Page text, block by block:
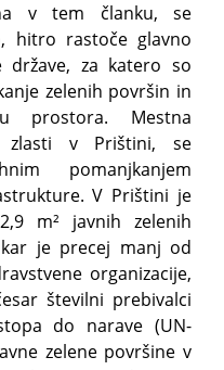
v tem članku, se
hitro rastoče glavno
države, za katero so
zelenih površin in
prostora. Mestna
zlasti v Prištini, se
pomanjkanjem
V Prištini je
m² javnih zelenih
je precej manj od
organizacije,
številni prebivalci
do narave (UN-
zelene površine v